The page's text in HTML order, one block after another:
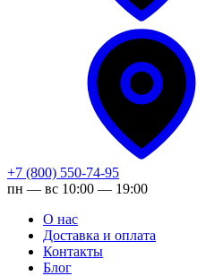
+7 (800) 550-74-95
пн — вс 10:00 — 19:00
О нас
Доставка и оплата
Контакты
Блог